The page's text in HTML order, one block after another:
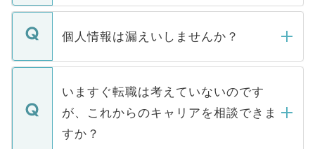
ません。
■応募殺到を避けるため 人気のある医療機
関を公にしてしまうと、応募が殺到する場
に、医療機関が求める条件に合った人材の
みを人材紹介会社に依頼するケースが増え
ています。
転職・入職を強要することは一切ありませ
ん。また、仮に応募先から内定をいただい
定を承諾する必要はありません。内定先へ
の辞退の連絡はキャリアパートナーが行い
個人情報は漏えいしませんか？
個人情報が漏えいすることはありませんの
で、ご安心ください。当サイトからの登録
などで収集したご登録者様の個人情報は、
ご本人のキャリアアップおよび転職活動の
支援を目的に使用いたします。お預かりし
いますぐ転職は考えていないのです
が、これからのキャリアを相談できま
すか？